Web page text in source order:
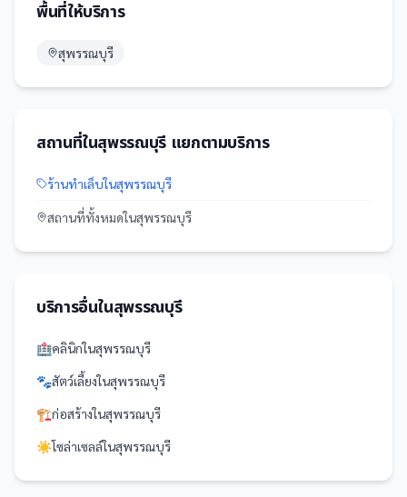
พื้นที่ให้บริการ
สุพรรณบุรี
สถานที่ในสุพรรณบุรีแยกตามบริการ
ร้านทำเล็บในสุพรรณบุรี
สถานที่ทั้งหมดในสุพรรณบุรี
บริการอื่นในสุพรรณบุรี
🏥คลินิกในสุพรรณบุรี
🐾สัตว์เลี้ยงในสุพรรณบุรี
🏗️ก่อสร้างในสุพรรณบุรี
☀️โซล่าเซลล์ในสุพรรณบุรี